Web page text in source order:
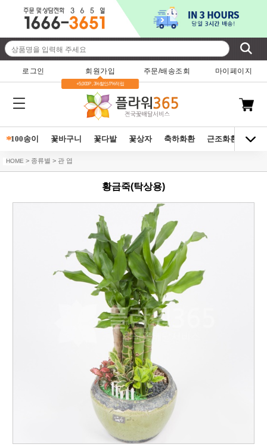
로그인 회원가입
+5,000P , 3%할인/7%적립
주문/배송조회 마이페이지
*100송이 꽃바구니 꽃다발 꽃상자 축하화환 근조화환 동양
HOME > 종류별 > 관 엽
황금죽(탁상용)